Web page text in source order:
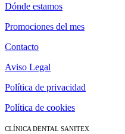
Dónde estamos
Promociones del mes
Contacto
Aviso Legal
Política de privacidad
Política de cookies
CLÍNICA DENTAL SANITEX